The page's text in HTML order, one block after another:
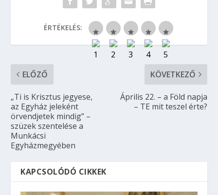
ÉRTÉKELÉS:
ELŐZŐ
„Ti is Krisztus jegyese,
az Egyház jeleként
örvendjetek mindig” –
szüzek szentelése a
Munkácsi
Egyházmegyében
KÖVETKEZŐ
Április 22. – a Föld napja
– TE mit teszel érte?
KAPCSOLÓDÓ CIKKEK